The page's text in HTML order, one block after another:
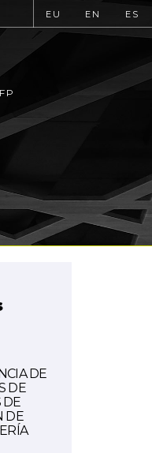
EU EN ES
DE
DE
DE
DE